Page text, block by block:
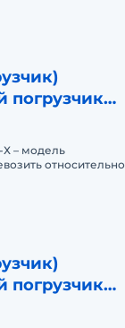
погрузчик
Х – модель
относительно
погрузчик